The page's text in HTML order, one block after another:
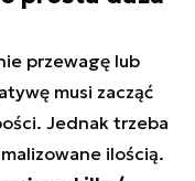
przewagę lub
musi zacząć
Jednak trzeba
ilością.